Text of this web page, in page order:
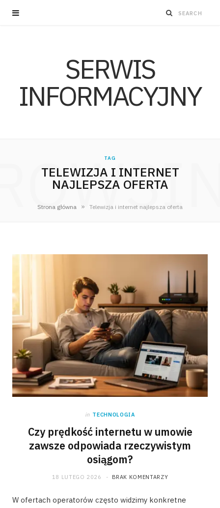
SERWIS
INFORMACYJNY
TAG
TELEWIZJA I INTERNET
NAJLEPSZA OFERTA
Strona główna » Telewizja i internet najlepsza oferta
in TECHNOLOGIA
Czy prędkość internetu w umowie
zawsze odpowiada rzeczywistym
osiągom?
18 LUTEGO 2026 BRAK KOMENTARZY
W ofertach operatorów często widzimy konkretne